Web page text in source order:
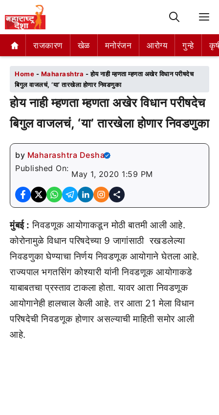
राजकारण खेळ मनोरंजन आरोग्य गुन्हे
राजकारण खेळ मनोरंजन आरोग्य गुन्हे
Home - Maharashtra -होय नाही म्हणता म्हणता अखेर विधान परीषदेच
बिगुल वाजलचं, ‘या’ तारखेला होणार निवडणुका
होय नाही म्हणता म्हणता अखेर विधान परीषदेच
बिगुल वाजलचं, ‘या’ तारखेला होणार निवडणुका
by Maharashtra Desha
Published On:
May 1, 2020 1:59 PM
मुंबई : निवडणूक आयोगाकडून मोठी बातमी आली आहे.
कोरोनामुळे विधान परिषदेच्या 9 जागांसाठी रखडलेल्या
निवडणुका घेण्याचा निर्णय निवडणूक आयोगाने घेतला आहे.
राज्यपाल भगतसिंग कोश्यारी यांनी निवडणूक आयोगाकडे
याबाबतचा प्रस्ताव टाकला होता. यावर आता निवडणूक
आयोगानेही हालचाल केली आहे. तर आता 21 मेला विधान
परिषदेची निवडणूक होणार असल्याची माहिती समोर आली
आहे.